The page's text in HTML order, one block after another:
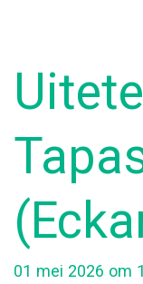
01 mei 2026 om